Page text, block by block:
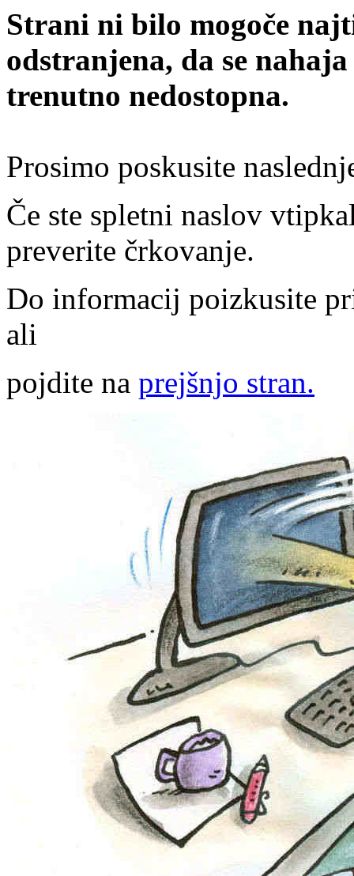
Strani ni bilo mogoče
odstranjena, da se
trenutno nedostopna.
Prosimo poskusite
Če ste spletni naslov
preverite črkovanje.
Do informacij poizkusite
ali
pojdite na prejšnjo stran.